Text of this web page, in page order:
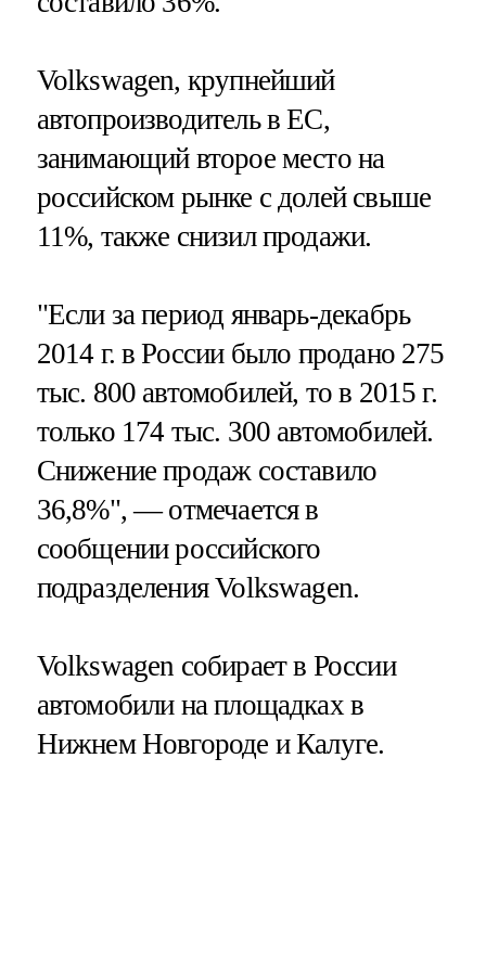
Volkswagen, крупнейший
автопроизводитель в ЕС,
занимающий второе место на
российском рынке с долей свыше
11%, также снизил продажи.
"Если за период январь-декабрь
2014 г. в России было продано 275
тыс. 800 автомобилей, то в 2015 г.
только 174 тыс. 300 автомобилей.
Снижение продаж составило
36,8%", — отмечается в
сообщении российского
подразделения Volkswagen.
Volkswagen собирает в России
автомобили на площадках в
Нижнем Новгороде и Калуге.